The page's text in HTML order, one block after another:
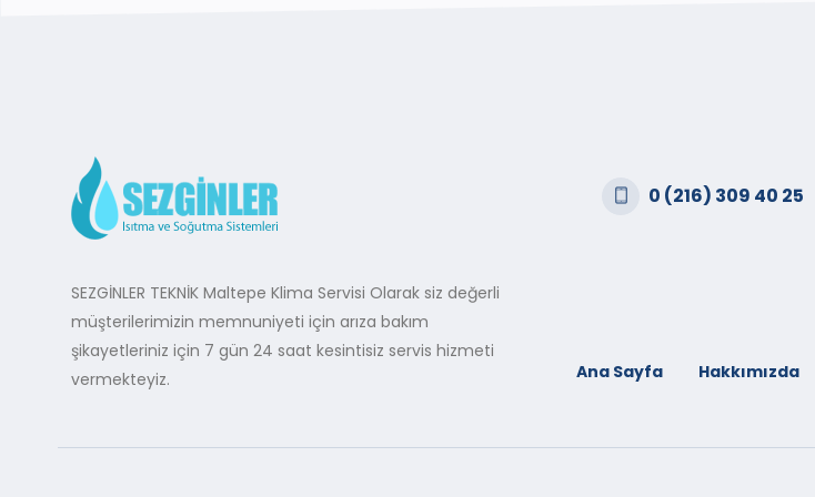
SEZGİNLER TEKNİK Maltepe Klima Servisi Olarak siz değerli
müşterilerimizin memnuniyeti için arıza bakım
şikayetleriniz için 7 gün 24 saat kesintisiz servis hizmeti
vermekteyiz.
0 (216) 309 40 25
Ana Sayfa Hakkımızda